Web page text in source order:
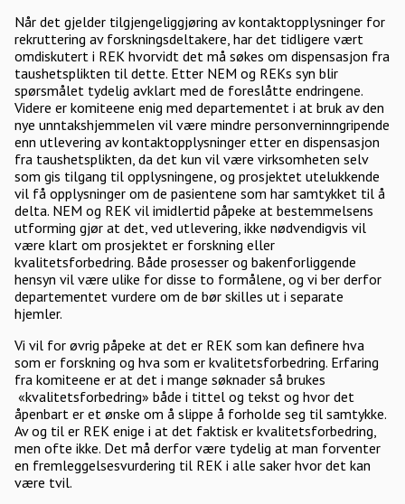
Når det gjelder tilgjengeliggjøring av kontaktopplysninger for
rekruttering av forskningsdeltakere, har det tidligere vært
omdiskutert i REK hvorvidt det må søkes om dispensasjon fra
taushetsplikten til dette. Etter NEM og REKs syn blir
spørsmålet tydelig avklart med de foreslåtte endringene.
Videre er komiteene enig med departementet i at bruk av den
nye unntakshjemmelen vil være mindre personverninngripende
enn utlevering av kontaktopplysninger etter en dispensasjon
fra taushetsplikten, da det kun vil være virksomheten selv
som gis tilgang til opplysningene, og prosjektet utelukkende
vil få opplysninger om de pasientene som har samtykket til å
delta. NEM og REK vil imidlertid påpeke at bestemmelsens
utforming gjør at det, ved utlevering, ikke nødvendigvis vil
være klart om prosjektet er forskning eller
kvalitetsforbedring. Både prosesser og bakenforliggende
hensyn vil være ulike for disse to formålene, og vi ber derfor
departementet vurdere om de bør skilles ut i separate
hjemler.
Vi vil for øvrig påpeke at det er REK som kan definere hva
som er forskning og hva som er kvalitetsforbedring. Erfaring
fra komiteene er at det i mange søknader så brukes
«kvalitetsforbedring» både i tittel og tekst og hvor det
åpenbart er et ønske om å slippe å forholde seg til samtykke.
Av og til er REK enige i at det faktisk er kvalitetsforbedring,
men ofte ikke. Det må derfor være tydelig at man forventer
en fremleggelsesvurdering til REK i alle saker hvor det kan
være tvil.